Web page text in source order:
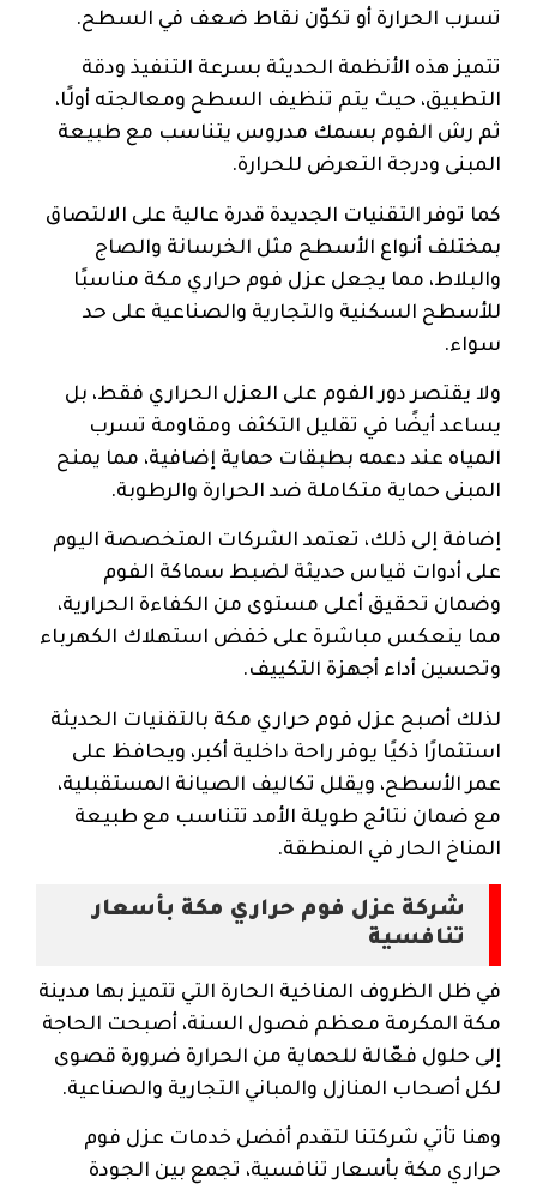
تسرب الحرارة أو تكوّن نقاط ضعف في السطح.
تتميز هذه الأنظمة الحديثة بسرعة التنفيذ ودقة
التطبيق، حيث يتم تنظيف السطح ومعالجته أولًا،
ثم رش الفوم بسمك مدروس يتناسب مع طبيعة
المبنى ودرجة التعرض للحرارة.
كما توفر التقنيات الجديدة قدرة عالية على الالتصاق
بمختلف أنواع الأسطح مثل الخرسانة والصاج
والبلاط، مما يجعل عزل فوم حراري مكة مناسبًا
للأسطح السكنية والتجارية والصناعية على حد
سواء.
ولا يقتصر دور الفوم على العزل الحراري فقط، بل
يساعد أيضًا في تقليل التكثف ومقاومة تسرب
المياه عند دعمه بطبقات حماية إضافية، مما يمنح
المبنى حماية متكاملة ضد الحرارة والرطوبة.
إضافة إلى ذلك، تعتمد الشركات المتخصصة اليوم
على أدوات قياس حديثة لضبط سماكة الفوم
وضمان تحقيق أعلى مستوى من الكفاءة الحرارية،
مما ينعكس مباشرة على خفض استهلاك الكهرباء
وتحسين أداء أجهزة التكييف.
لذلك أصبح عزل فوم حراري مكة بالتقنيات الحديثة
استثمارًا ذكيًا يوفر راحة داخلية أكبر، ويحافظ على
عمر الأسطح، ويقلل تكاليف الصيانة المستقبلية،
مع ضمان نتائج طويلة الأمد تتناسب مع طبيعة
المناخ الحار في المنطقة.
شركة عزل فوم حراري مكة بأسعار
تنافسية
في ظل الظروف المناخية الحارة التي تتميز بها مدينة
مكة المكرمة معظم فصول السنة، أصبحت الحاجة
إلى حلول فعّالة للحماية من الحرارة ضرورة قصوى
لكل أصحاب المنازل والمباني التجارية والصناعية.
وهنا تأتي شركتنا لتقدم أفضل خدمات عزل فوم
حراري مكة بأسعار تنافسية، تجمع بين الجودة